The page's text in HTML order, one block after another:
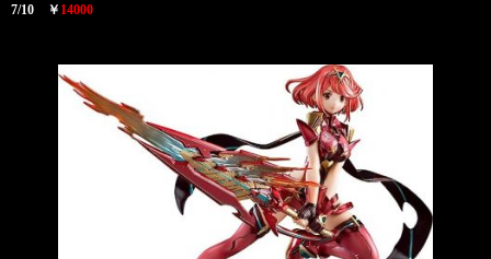
7/10 ￥ 14000